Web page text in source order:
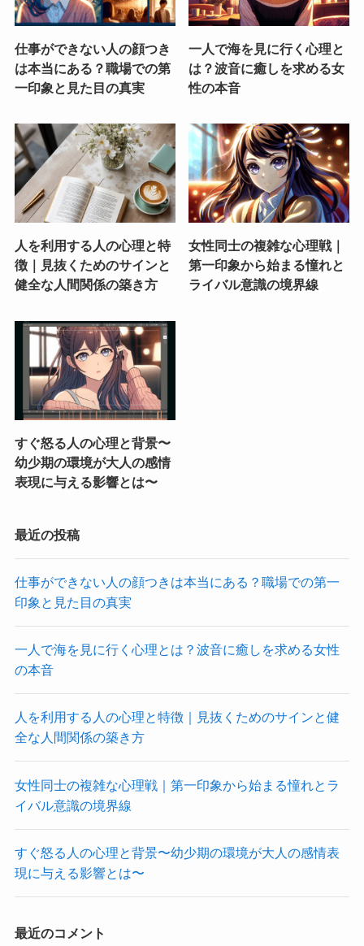
仕事ができない人の顔つき
は本当にある？職場での第
一印象と見た目の真実
一人で海を見に行く心理と
は？波音に癒しを求める女
性の本音
人を利用する人の心理と特
徴｜見抜くためのサインと
健全な人間関係の築き方
女性同士の複雑な心理戦｜
第一印象から始まる憧れと
ライバル意識の境界線
すぐ怒る人の心理と背景〜
幼少期の環境が大人の感情
表現に与える影響とは〜
最近の投稿
仕事ができない人の顔つきは本当にある？職場での第一
印象と見た目の真実
一人で海を見に行く心理とは？波音に癒しを求める女性
の本音
人を利用する人の心理と特徴｜見抜くためのサインと健
全な人間関係の築き方
女性同士の複雑な心理戦｜第一印象から始まる憧れとラ
イバル意識の境界線
すぐ怒る人の心理と背景〜幼少期の環境が大人の感情表
現に与える影響とは〜
最近のコメント